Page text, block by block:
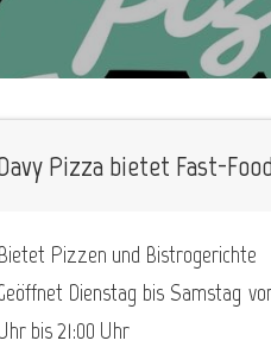
Pizza bietet Fast-
Bietet Pizzen und Bistrogerichte
Dienstag bis Samstag
bis 21:00 Uhr